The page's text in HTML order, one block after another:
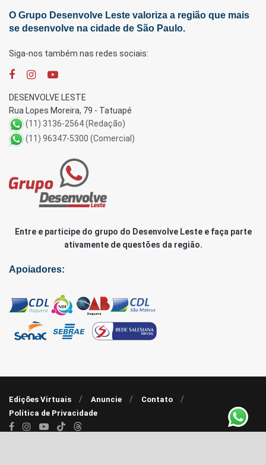
O Grupo Desenvolve Leste valoriza a região que mais
se desenvolve na cidade de São Paulo.
Siga-nos também nas redes sociais:
DESENVOLVE LESTE
Rua Lopes Moreira, 79 - Tatuapé
(11) 3136-2564 (Redação)
(11) 96347-5300 (Comercial)
Entre e participe do grupo do Desenvolve Leste e faça parte
ativamente de questões da região.
Apoiadores:
Edições Virtuais Anuncie
Contato
Política de Privacidade